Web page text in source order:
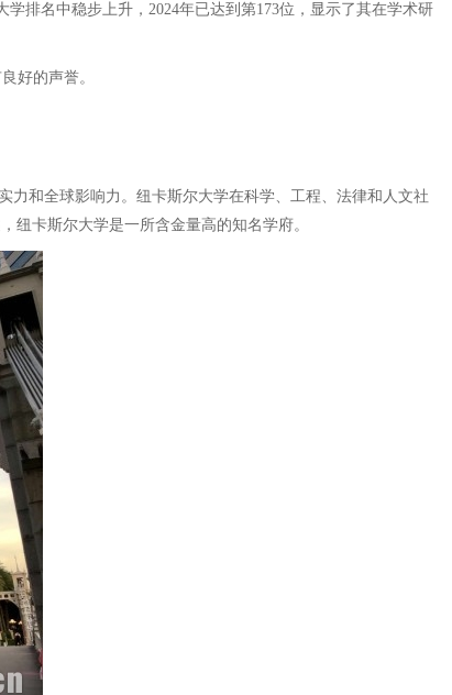
排名中稳步上升，2024年已达到第173位，显示了其在学术研
好的声誉。
力和全球影响力。纽卡斯尔大学在科学、工程、法律和人文社
纽卡斯尔大学是一所含金量高的知名学府。